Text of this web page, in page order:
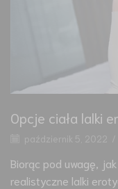
Opcje ciała lalki
październik 5, 2022
Biorąc pod uwagę,
realistyczne lalki